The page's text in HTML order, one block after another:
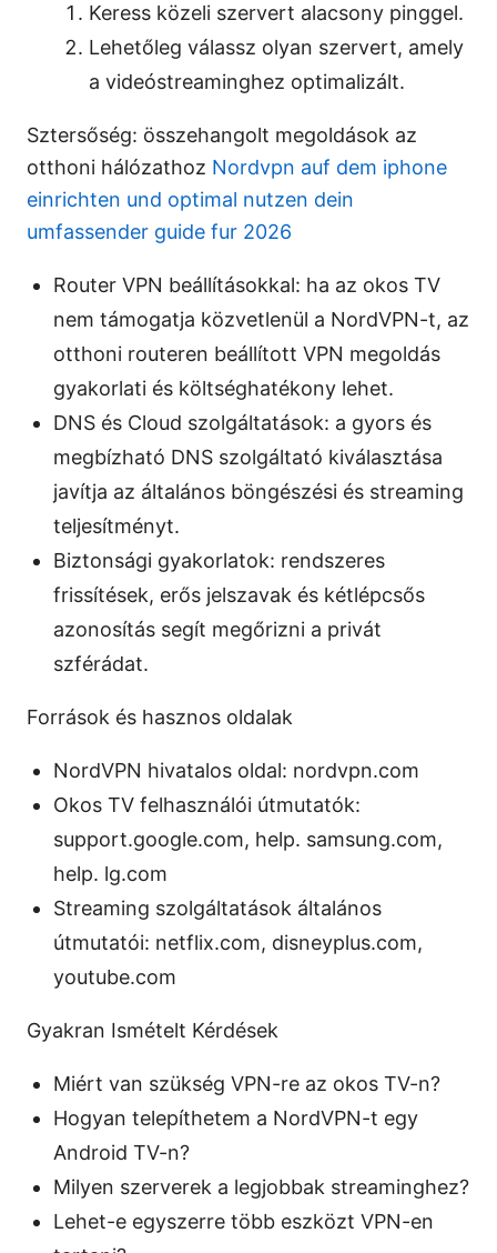
Keress közeli szervert alacsony pinggel.
Lehetőleg válassz olyan szervert, amely
a videóstreaminghez optimalizált.
Sztersőség: összehangolt megoldások az
otthoni hálózathoz Nordvpn auf dem iphone
einrichten und optimal nutzen dein
umfassender guide fur 2026
Router VPN beállításokkal: ha az okos TV
nem támogatja közvetlenül a NordVPN-t, az
otthoni routeren beállított VPN megoldás
gyakorlati és költséghatékony lehet.
DNS és Cloud szolgáltatások: a gyors és
megbízható DNS szolgáltató kiválasztása
javítja az általános böngészési és streaming
teljesítményt.
Biztonsági gyakorlatok: rendszeres
frissítések, erős jelszavak és kétlépcsős
azonosítás segít megőrizni a privát
szférádat.
Források és hasznos oldalak
NordVPN hivatalos oldal: nordvpn.com
Okos TV felhasználói útmutatók:
support.google.com, help. samsung.com,
help. lg.com
Streaming szolgáltatások általános
útmutatói: netflix.com, disneyplus.com,
youtube.com
Gyakran Ismételt Kérdések
Miért van szükség VPN-re az okos TV-n?
Hogyan telepíthetem a NordVPN-t egy
Android TV-n?
Milyen szerverek a legjobbak streaminghez?
Lehet-e egyszerre több eszközt VPN-en